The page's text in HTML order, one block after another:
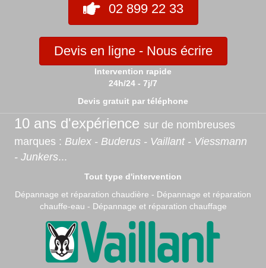
02 899 22 33
Devis en ligne - Nous écrire
Intervention rapide
24h/24 - 7j/7
Devis gratuit par téléphone
10 ans d'expérience sur de nombreuses
marques : Bulex - Buderus - Vaillant - Viessmann
- Junkers...
Tout type d'intervention
Dépannage et réparation chaudière - Dépannage et réparation
chauffe-eau - Dépannage et réparation chauffage